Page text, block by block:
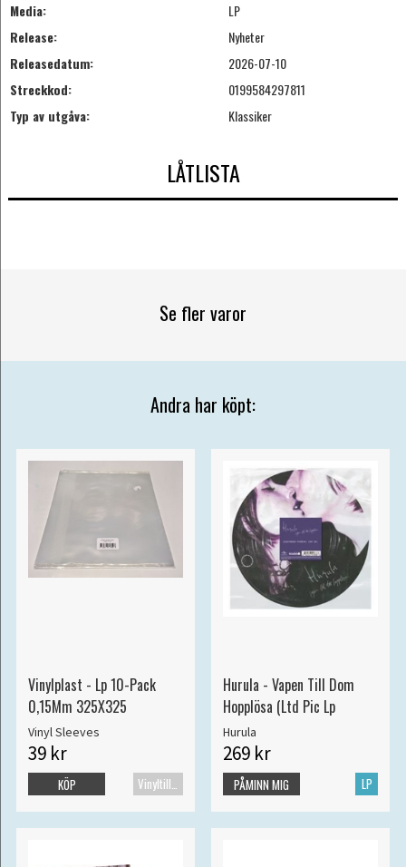
Media:
LP
Release:
Nyheter
Releasedatum:
2026-07-10
Streckkod:
0199584297811
Typ av utgåva:
Klassiker
LÅTLISTA
Se fler varor
Andra har köpt:
Vinylplast - Lp 10-Pack
0,15Mm 325X325
Vinyl Sleeves
39 kr
Vinyltillbehör
KÖP
Hurula - Vapen Till Dom
Hopplösa (Ltd Pic Lp
Hurula
269 kr
LP
PÅMINN MIG